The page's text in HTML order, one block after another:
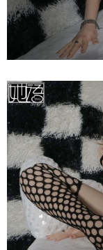
Búp
Bê
Dục
Nhật
Bản
Tayu
Katniss
Ver
150cm